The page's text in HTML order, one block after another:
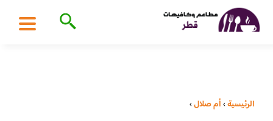
الرئيسية›أم صلال›